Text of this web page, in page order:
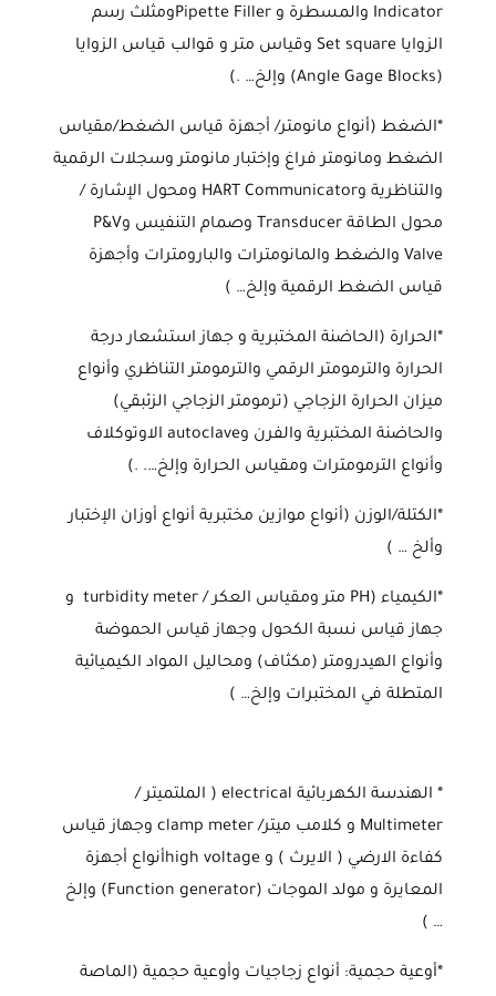
Indicator والمسطرة و Pipette Fillerومثلث رسم
الزوايا Set square وقياس متر و قوالب قياس الزوايا
(Angle Gage Blocks) وإلخ… .)
*الضغط (أنواع مانومتر/ أجهزة قياس الضغط/مقياس
الضغط ومانومتر فراغ وإختبار مانومتر وسجلات الرقمية
والتناظرية وHART Communicator ومحول الإشارة /
محول الطاقة Transducer وصمام التنفيس وP&V
Valve والضغط والمانومترات والبارومترات وأجهزة
قياس الضغط الرقمية وإلخ… )
*الحرارة (الحاضنة المختبرية و جهاز استشعار درجة
الحرارة والترمومتر الرقمي والترمومتر التناظري وأنواع
ميزان الحرارة الزجاجي (ترمومتر الزجاجي الزئبقي)
والحاضنة المختبرية والفرن وautoclave الاوتوكلاف
وأنواع الترمومترات ومقياس الحرارة وإلخ…. .)
*الكتلة/الوزن (أنواع موازين مختبرية أنواع أوزان الإختبار
وألخ … )
*الكيمياء (PH متر ومقياس العكر / turbidity meter و
جهاز قياس نسبة الكحول وجهاز قياس الحموضة
وأنواع الهيدرومتر (مكثاف) ومحاليل المواد الكيميائية
المتطلة في المختبرات وإلخ… )
* الهندسة الكهربائية electrical ( الملتميتر /
Multimeter و كلامب ميتر/ clamp meter وجهاز قياس
كفاءة الارضي ( الايرث ) و high voltageأنواع أجهزة
المعايرة و مولد الموجات (Function generator)‏ وإلخ
… )
*أوعية حجمية: أنواع زجاجيات وأوعية حجمية (الماصة